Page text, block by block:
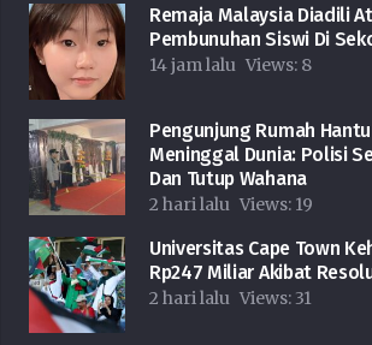
Remaja Malaysia Diadili
Pembunuhan Siswi Di
14 jam lalu Views: 8
Pengunjung Rumah
Meninggal Dunia: Polisi
Dan Tutup Wahana
2 hari lalu Views: 19
Universitas Cape Town
Rp247 Miliar Akibat
2 hari lalu Views: 31